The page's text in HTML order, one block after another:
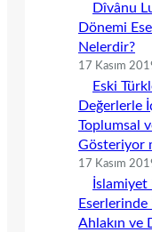
Dîvânu
Dönemi
Nelerdir?
17 Kasım
Eski
Değerlerle
Toplumsal
Gösteriyor
17 Kasım
İslamiyet
Eserlerinde
Ahlakın ve